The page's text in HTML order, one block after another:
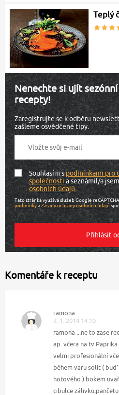
Teplý
Nenechte si ujít
recepty!
Zaregistrujte se k odběru
zašleme osvědčené tipy.
Souhlasím spodmínkami pro
společnostia seznámil/a
osobních údajů.
Tato stránka využívá služeb Google
podmínkyaZásady ochrany osobních údajů
Komentáře k receptu
ramona
2. 1. 2014 14:10
ramona ...ne to zase
ap. včera na tv
velmi profesionální
během varu solit (
hotového ) bokem
cibulce